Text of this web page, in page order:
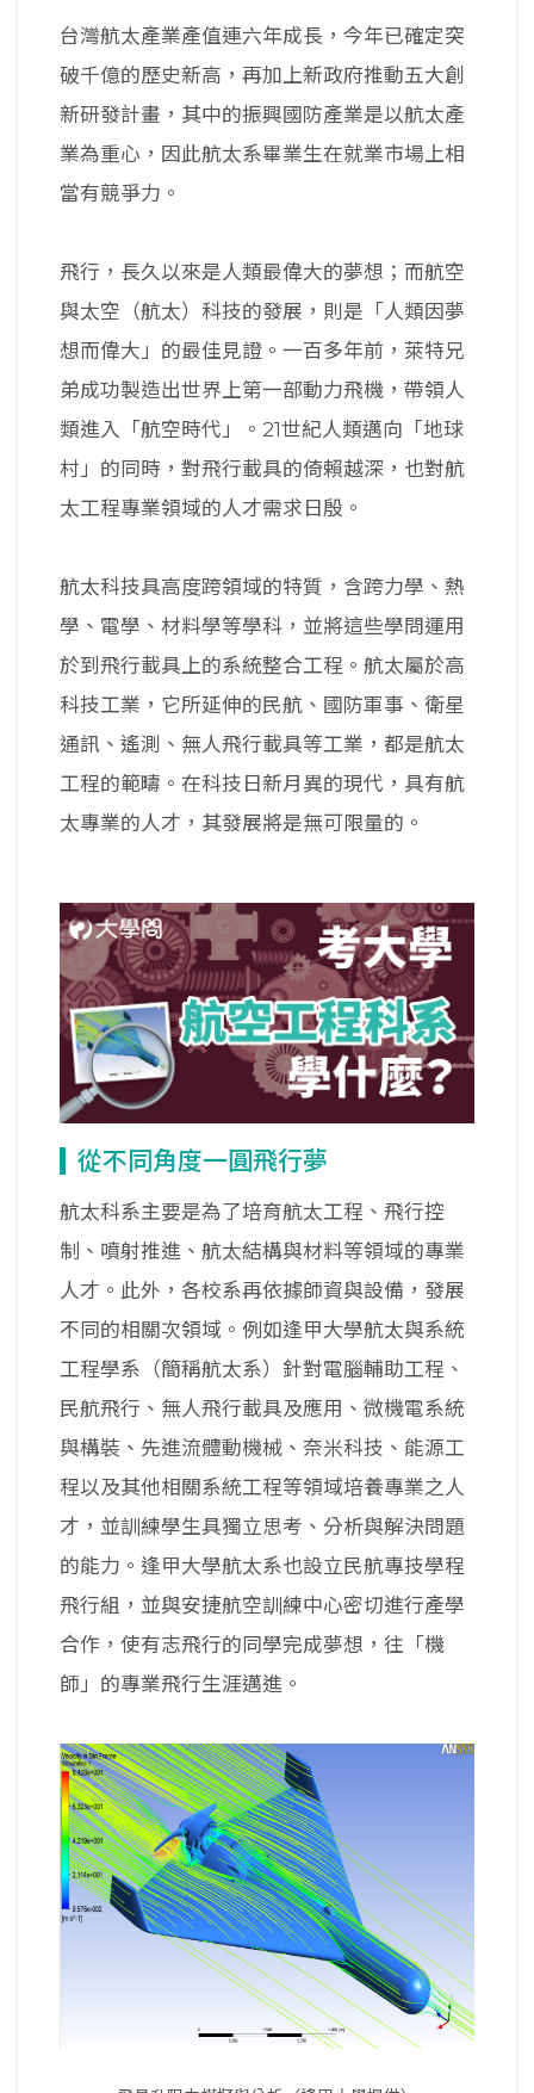
台灣航太產業產值連六年成長，今年已確定突
破千億的歷史新高，再加上新政府推動五大創
新研發計畫，其中的振興國防產業是以航太產
業為重心，因此航太系畢業生在就業市場上相
當有競爭力。
飛行，長久以來是人類最偉大的夢想；而航空
與太空（航太）科技的發展，則是「人類因夢
想而偉大」的最佳見證。一百多年前，萊特兄
弟成功製造出世界上第一部動力飛機，帶領人
類進入「航空時代」。21世紀人類邁向「地球
村」的同時，對飛行載具的倚賴越深，也對航
太工程專業領域的人才需求日殷。
航太科技具高度跨領域的特質，含跨力學、熱
學、電學、材料學等學科，並將這些學問運用
於到飛行載具上的系統整合工程。航太屬於高
科技工業，它所延伸的民航、國防軍事、衛星
通訊、遙測、無人飛行載具等工業，都是航太
工程的範疇。在科技日新月異的現代，具有航
太專業的人才，其發展將是無可限量的。
從不同角度一圓飛行夢
航太科系主要是為了培育航太工程、飛行控
制、噴射推進、航太結構與材料等領域的專業
人才。此外，各校系再依據師資與設備，發展
不同的相關次領域。例如逢甲大學航太與系統
工程學系（簡稱航太系）針對電腦輔助工程、
民航飛行、無人飛行載具及應用、微機電系統
與構裝、先進流體動機械、奈米科技、能源工
程以及其他相關系統工程等領域培養專業之人
才，並訓練學生具獨立思考、分析與解決問題
的能力。逢甲大學航太系也設立民航專技學程
飛行組，並與安捷航空訓練中心密切進行產學
合作，使有志飛行的同學完成夢想，往「機
師」的專業飛行生涯邁進。